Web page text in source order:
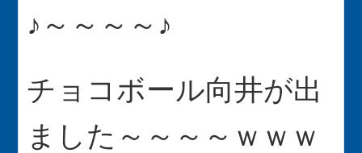
♪～～～～♪
チョコボール向井が出
ました～～～～ｗｗｗ